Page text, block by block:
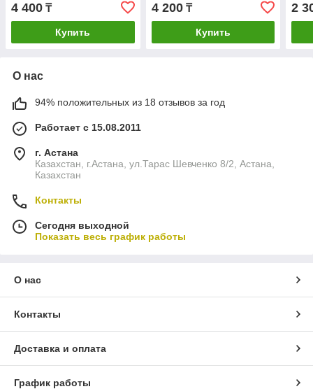
4 400 ₸
Купить
4 200₸
Купить
2
О нас
94% положительных из 18 отзывов за год
Работает с 15.08.2011
г. Астана
Казахстан, г.Астана, ул.Тарас Шевченко 8/2, Астана,
Казахстан
Контакты
Сегодня выходной
Показать весь график работы
О нас
Контакты
Доставка и оплата
График работы